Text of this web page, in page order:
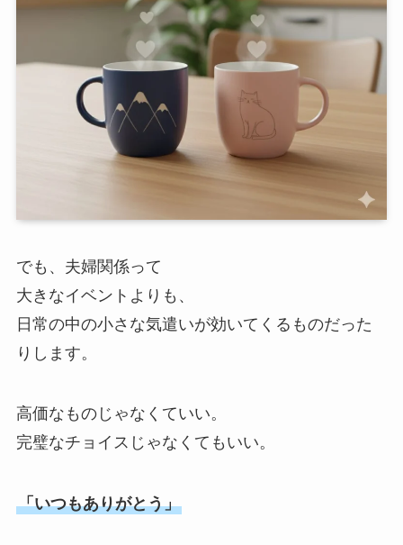
でも、夫婦関係って
大きなイベントよりも、
日常の中の小さな気遣いが効いてくるものだった
りします。
高価なものじゃなくていい。
完璧なチョイスじゃなくてもいい。
「いつもありがとう」